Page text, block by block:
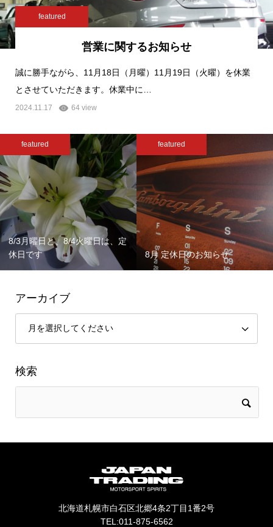
featured
営業に関するお知らせ
誠に勝手ながら、11月18日（月曜）11月19日（火曜）を休業
とさせていただきます。休業中に…
2024.11.17 64 view
featured
8/3月曜日と、8/4火曜日は、定
休日です
featured
8月 定休日のお知らせ
アーカイブ
検索
北海道札幌市白石区北郷4条2丁目1番2号
TEL:011-875-6562